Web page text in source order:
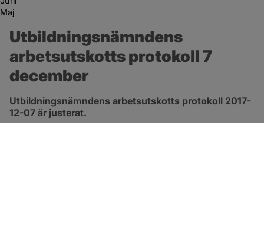
Maj
Utbildningsnämndens
arbetsutskotts protokoll 7
december
Utbildningsnämndens arbetsutskotts protokoll 2017-
12-07 är justerat.